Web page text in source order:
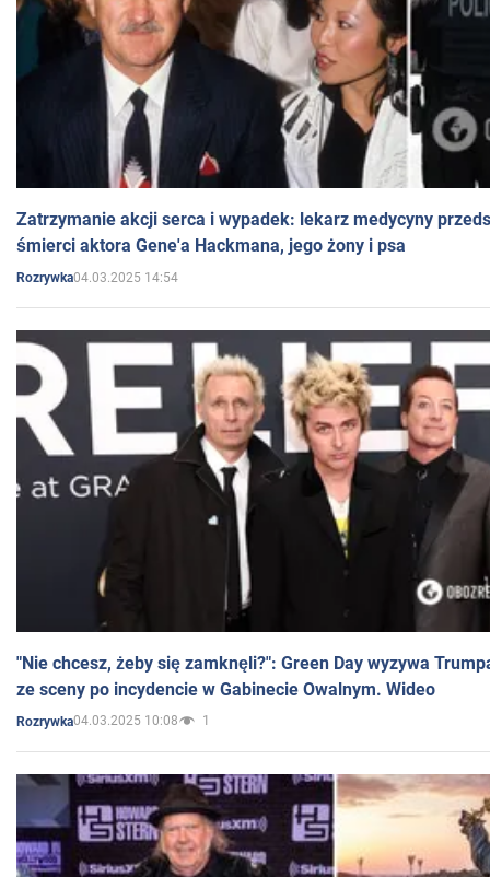
Zatrzymanie akcji serca i wypadek: lekarz medycyny
śmierci aktora Gene'a Hackmana, jego żony i psa
Rozrywka04.03.2025 14:54
"Nie chcesz, żeby się zamknęli?": Green Day wyzywa
ze sceny po incydencie w Gabinecie Owalnym. Wideo
Rozrywka04.03.2025 10:08 1